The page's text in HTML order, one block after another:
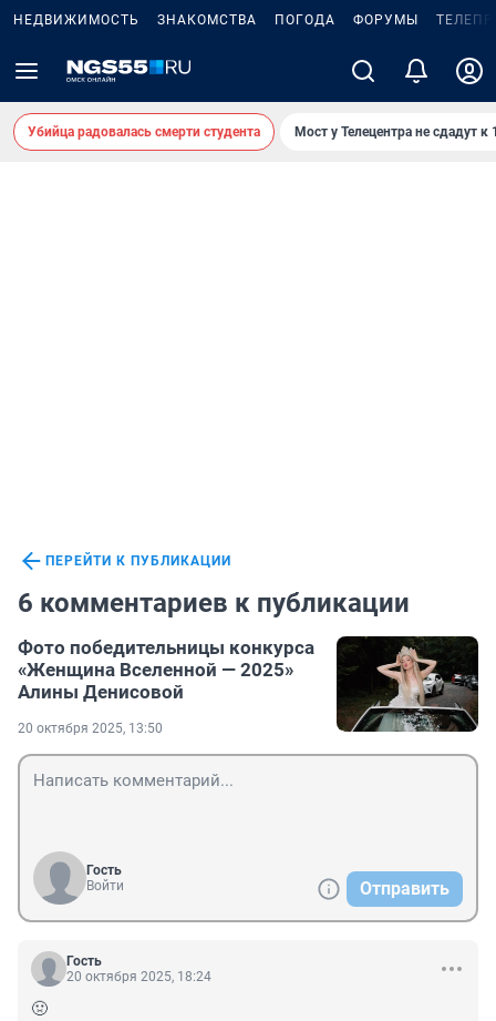
НЕДВИЖИМОСТЬ ЗНАКОМСТВА ПОГОДА ФОРУМЫ
Убийца радовалась смерти студента Мост у Телецентра не сдадут к
ПЕРЕЙТИ К ПУБЛИКАЦИИ
6 комментариев к публикации
Фото победительницы конкурса
«Женщина Вселенной — 2025»
Алины Денисовой
20 октября 2025, 13:50
Гость
Войти
Отправить
Гость
20 октября 2025, 18:24
🤢